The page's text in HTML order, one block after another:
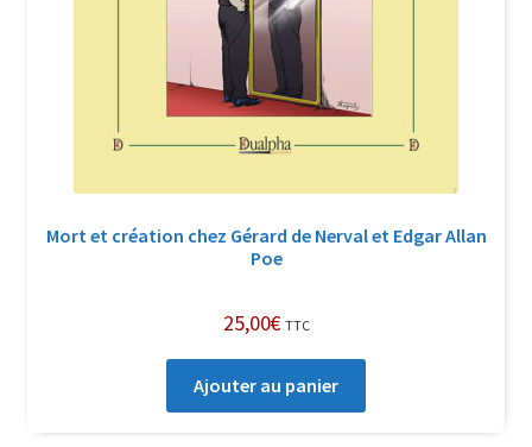
Soutien à Philippe Randa
Suivi de la Commande
Mort et création chez Gérard de Nerval et Edgar Allan
Poe
25,00€ TTC
Ajouter au panier